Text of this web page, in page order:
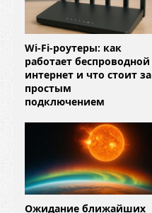
Wi-Fi-роутеры: как
работает беспроводной
интернет и что стоит за
простым
подключением
Ожидание ближайших